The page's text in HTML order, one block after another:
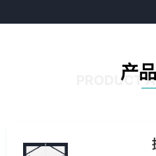
产
PRODUCT